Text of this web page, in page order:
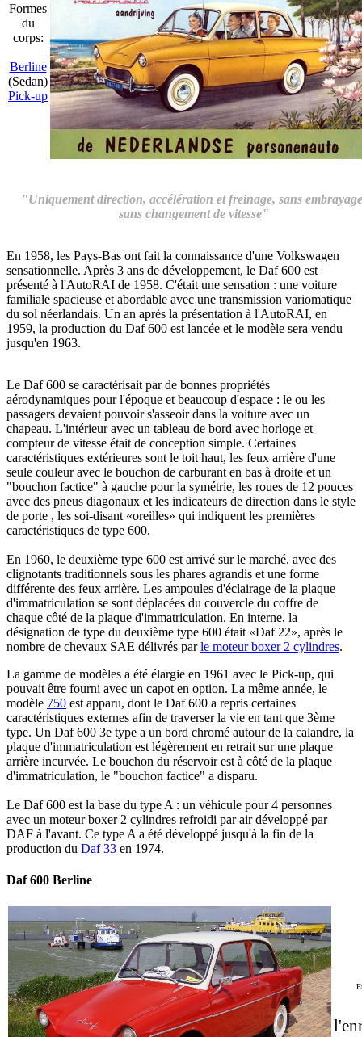
Formes
du
corps:
Berline
(Sedan)
Pick-up
"Uniquement direction, accélération et freinage, sans
sans changement de vitesse"
En 1958, les Pays-Bas ont fait la connaissance d'une Volkswagen
sensationnelle. Après 3 ans de développement, le Daf 600 est
présenté à l'AutoRAI de 1958. C'était une sensation : une voiture
familiale spacieuse et abordable avec une transmission variomatique
du sol néerlandais. Un an après la présentation à l'AutoRAI, en
1959, la production du Daf 600 est lancée et le modèle sera vendu
jusqu'en 1963.
Le Daf 600 se caractérisait par de bonnes propriétés
aérodynamiques pour l'époque et beaucoup d'espace : le ou les
passagers devaient pouvoir s'asseoir dans la voiture avec un
chapeau. L'intérieur avec un tableau de bord avec horloge et
compteur de vitesse était de conception simple. Certaines
caractéristiques extérieures sont le toit haut, les feux arrière d'une
seule couleur avec le bouchon de carburant en bas à droite et un
"bouchon factice" à gauche pour la symétrie, les roues de 12 pouces
avec des pneus diagonaux et les indicateurs de direction dans le style
de porte , les soi-disant «oreilles» qui indiquent les premières
caractéristiques de type 600.
En 1960, le deuxième type 600 est arrivé sur le marché, avec des
clignotants traditionnels sous les phares agrandis et une forme
différente des feux arrière. Les ampoules d'éclairage de la plaque
d'immatriculation se sont déplacées du couvercle du coffre de
chaque côté de la plaque d'immatriculation. En interne, la
désignation de type du deuxième type 600 était «Daf 22», après le
nombre de chevaux SAE délivrés parle moteur boxer 2 cylindres.
La gamme de modèles a été élargie en 1961 avec le Pick-up, qui
pouvait être fourni avec un capot en option. La même année, le
modèle 750 est apparu, dont le Daf 600 a repris certaines
caractéristiques externes afin de traverser la vie en tant que 3ème
type. Un Daf 600 3e type a un bord chromé autour de la calandre, la
plaque d'immatriculation est légèrement en retrait sur une plaque
arrière incurvée. Le bouchon du réservoir est à côté de la plaque
d'immatriculation, le "bouchon factice" a disparu.
Le Daf 600 est la base du type A : un véhicule pour 4 personnes
avec un moteur boxer 2 cylindres refroidi par air développé par
DAF à l'avant. Ce type A a été développé jusqu'à la fin de la
production du Daf 33 en 1974.
Daf 600 Berline